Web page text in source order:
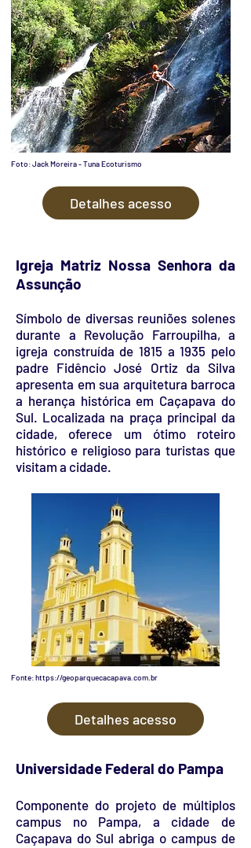
Foto: Jack Moreira - Tuna Ecoturismo
Detalhes acesso
Igreja Matriz Nossa Senhora da
Assunção
Símbolo de diversas reuniões solenes
durante a Revolução Farroupilha, a
igreja construída de 1815 a 1935 pelo
padre Fidêncio José Ortiz da Silva
apresenta em sua arquitetura barroca
a herança histórica em Caçapava do
Sul. Localizada na praça principal da
cidade, oferece um ótimo roteiro
histórico e religioso para turistas que
visitam a cidade.
Fonte:https://geoparquecacapava.com.br
Detalhes acesso
Universidade Federal do Pampa
Componente do projeto de múltiplos
campus no Pampa, a cidade de
Caçapava do Sul abriga o campus de